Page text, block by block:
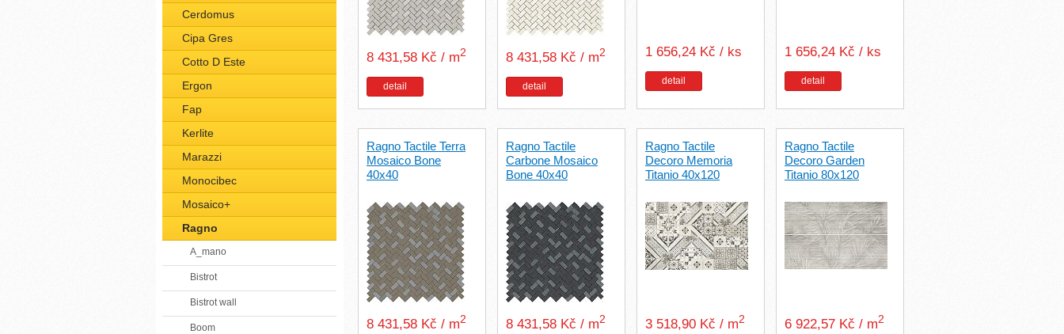
Cerdomus
Cipa Gres
Cotto D Este
Ergon
Fap
Kerlite
Marazzi
Monocibec
Mosaico+
Ragno
A_mano
Bistrot
Bistrot wall
Boom
8 431,58 Kč / m2
detail
8 431,58 Kč / m2
detail
1 656,24 Kč / ks
detail
1 656,24 Kč / ks
detail
Ragno Tactile Terra
Mosaico Bone
40x40
8 431,58 Kč / m2
Ragno Tactile
Carbone Mosaico
Bone 40x40
8 431,58 Kč / m2
Ragno Tactile
Decoro Memoria
Titanio 40x120
3 518,90 Kč / m2
Ragno Tactile
Decoro Garden
Titanio 80x120
6 922,57 Kč / m2